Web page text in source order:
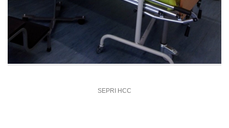
SEPRI HCC